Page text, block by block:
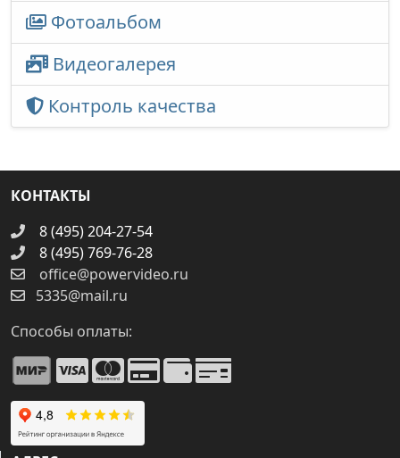
Фотоальбом
Видеогалерея
Контроль качества
КОНТАКТЫ
8 (495) 204-27-54
8 (495) 769-76-28
office@powervideo.ru
5335@mail.ru
Способы оплаты: